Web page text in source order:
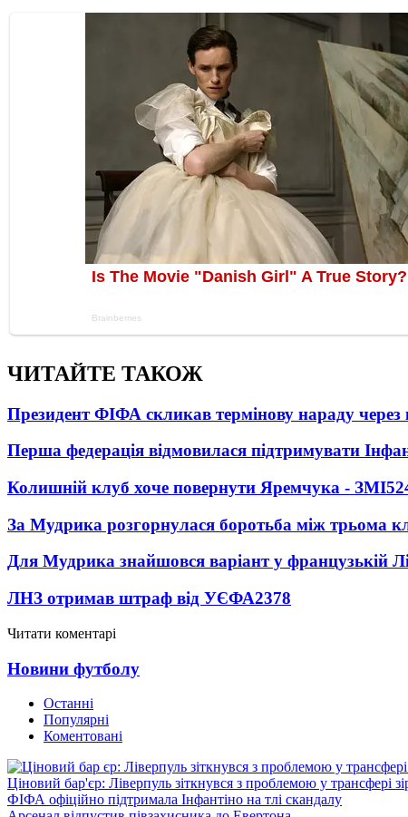
ЧИТАЙТЕ ТАКОЖ
Президент ФІФА скликав термінову нараду через
Перша федерація відмовилася підтримувати
Колишній клуб хоче повернути Яремчука - ЗМІ
За Мудрика розгорнулася боротьба між трьома
Для Мудрика знайшовся варіант у французькій
ЛНЗ отримав штраф від УЄФА2378
Читати коментарі
Новини футболу
Останні
Популярні
Коментовані
Ціновий бар'єр: Ліверпуль зіткнувся з проблемою у трансфері
ФІФА офіційно підтримала Інфантіно на тлі скандалу